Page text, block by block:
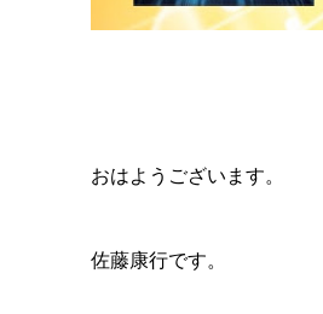
おはようございます。
佐藤康行です。